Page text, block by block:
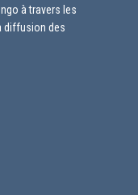
à travers les
diffusion des